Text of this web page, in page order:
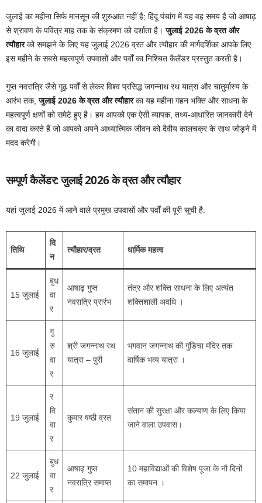
जुलाई का महीना सिर्फ मानसून की शुरुआत नहीं है; हिंदू पंचांग में यह वह समय है जो आषाढ़
से श्रावण के पवित्र माह तक के संक्रमण को दर्शाता है।जुलाई 2026 के व्रत और
त्यौहारको समझने के लिए यह जुलाई 2026 व्रत और त्यौहार की मार्गदर्शिका आपके लिए
इस महीने के सबसे महत्वपूर्ण उपवासों और पर्वों का निश्चित कैलेंडर प्रस्तुत करती है।
गुप्त नवरात्रि जैसे गूढ़ पर्वों से लेकर विश्व प्रसिद्ध जगन्नाथ रथ यात्रा और चातुर्मास्य के
आरंभ तक,जुलाई 2026 के व्रत और त्यौहारका यह महीना गहन भक्ति और साधना के
महत्वपूर्ण क्षणों को समेटे हुए है। हम आपको एक ऐसी व्यापक, तथ्य-आधारित जानकारी देने
का वादा करते हैं जो आपको अपने आध्यात्मिक जीवन को दैवीय कालचक्र के साथ जोड़ने में
मदद करेगी।
सम्पूर्ण कैलेंडर: जुलाई 2026 के व्रत और त्यौहार
यहां जुलाई 2026 में आने वाले प्रमुख उपवासों और पर्वों की पूरी सूची है:
तिथि
दि
न
त्यौहार/व्रत धार्मिक महत्व
15 जुलाई
बुध
वा
र
आषाढ़ गुप्त
नवरात्रि प्रारंभ
तंत्र और शक्ति साधना के लिए अत्यंत
शक्तिशाली अवधि ।
16 जुलाई
गु
रु
वा
र
श्री जगन्नाथ रथ
यात्रा – पुरी
भगवान जगन्नाथ की गुंडिचा मंदिर तक
वार्षिक भव्य यात्रा ।
19 जुलाई
र
वि
वा
र
कुमार षष्ठी व्रत
संतान की सुरक्षा और कल्याण के लिए किया
जाने वाला उपवास।
22 जुलाई
बुध
वा
र
आषाढ़ गुप्त
नवरात्रि समाप्त
10 महाविद्याओं की विशेष पूजा के नौ दिनों
का समापन ।